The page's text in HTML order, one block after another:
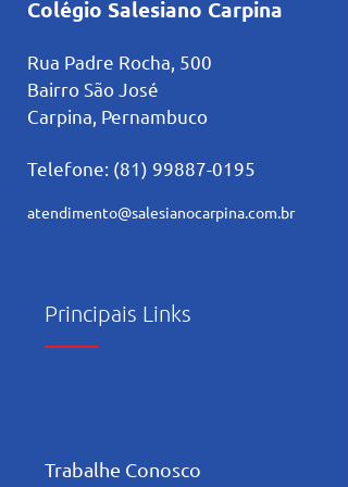
Colégio Salesiano Carpina
Rua Padre Rocha, 500
Bairro São José
Carpina, Pernambuco
Telefone: (81) 99887-0195
atendimento@salesianocarpina.com.br
Principais Links
Trabalhe Conosco